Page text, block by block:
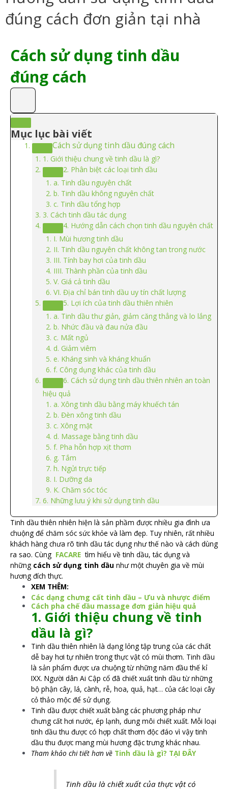
đúng cách đơn giản tại nhà
Cách sử dụng tinh dầu
đúng cách
Mục lục bài viết
Cách sử dụng tinh dầu đúng cách
1. Giới thiệu chung về tinh dầu là gì?
2. Phân biệt các loại tinh dầu
a. Tinh dầu nguyên chất
b. Tinh dầu không nguyên chất
c. Tinh dầu tổng hợp
3. Cách tinh dầu tác dụng
4. Hướng dẫn cách chọn tinh dầu nguyên chất
I. Mùi hương tinh dầu
II. Tinh dầu nguyên chất không tan trong nước
III. Tính bay hơi của tinh dầu
IIII. Thành phần của tinh dầu
V. Giá cả tinh dầu
VI. Địa chỉ bán tinh dầu uy tín chất lượng
5. Lợi ích của tinh dầu thiên nhiên
a. Tinh dầu thư giản, giảm căng thẳng và lo lắng
b. Nhức đầu và đau nửa đầu
c. Mất ngủ
d. Giảm viêm
e. Kháng sinh và kháng khuẩn
f. Công dụng khác của tinh dầu
6. Cách sử dụng tinh dầu thiên nhiên an toàn
hiệu quả
a. Xông tinh dầu bằng máy khuếch tán
b. Đèn xông tinh dầu
c. Xông mặt
d. Massage bằng tinh dầu
f. Pha hỗn hợp xịt thơm
g. Tắm
h. Ngửi trực tiếp
I. Dưỡng da
K. Chăm sóc tóc
6. Những lưu ý khi sử dụng tinh dầu
Tinh dầu thiên nhiên hiện là sản phầm được nhiều gia đình ưa
chuộng để chăm sóc sức khỏe và làm đẹp. Tuy nhiên, rất nhiều
khách hàng chưa rõ tinh dầu tác dụng như thế nào và cách dùng
ra sao. Cùng FACARE tìm hiểu về tinh dầu, tác dụng và
những cách sử dụng tinh dầu như một chuyên gia về mùi
hương đích thực.
XEM THÊM:
Các dạng chưng cất tinh dầu – Ưu và nhược điểm
Cách pha chế dầu massage đơn giản hiệu quả
1. Giới thiệu chung về tinh
dầu là gì?
Tinh dầu thiên nhiên là dạng lỏng tập trung của các chất
dễ bay hơi tự nhiên trong thực vật có mùi thơm. Tinh dầu
là sản phẩm được ưa chuộng từ những năm đầu thế kỉ
IXX. Người dân Ai Cập cổ đã chiết xuất tinh dầu từ những
bộ phận cây, lá, cành, rễ, hoa, quả, hạt… của các loại cây
cỏ thảo mộc để sử dụng.
Tinh dầu được chiết xuất bằng các phương pháp như
chưng cất hơi nước, ép lạnh, dung môi chiết xuất. Mỗi loại
tinh dầu thu được có hợp chất thơm độc đáo vì vậy tinh
dầu thu được mang mùi hương đặc trưng khác nhau.
Tham khảo chi tiết hơn về Tinh dầu là gì? TẠI ĐÂY
Tinh dầu là chiết xuất của thực vật có